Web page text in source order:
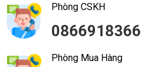
Phòng CSKH
0866918366
Phòng Mua Hàng